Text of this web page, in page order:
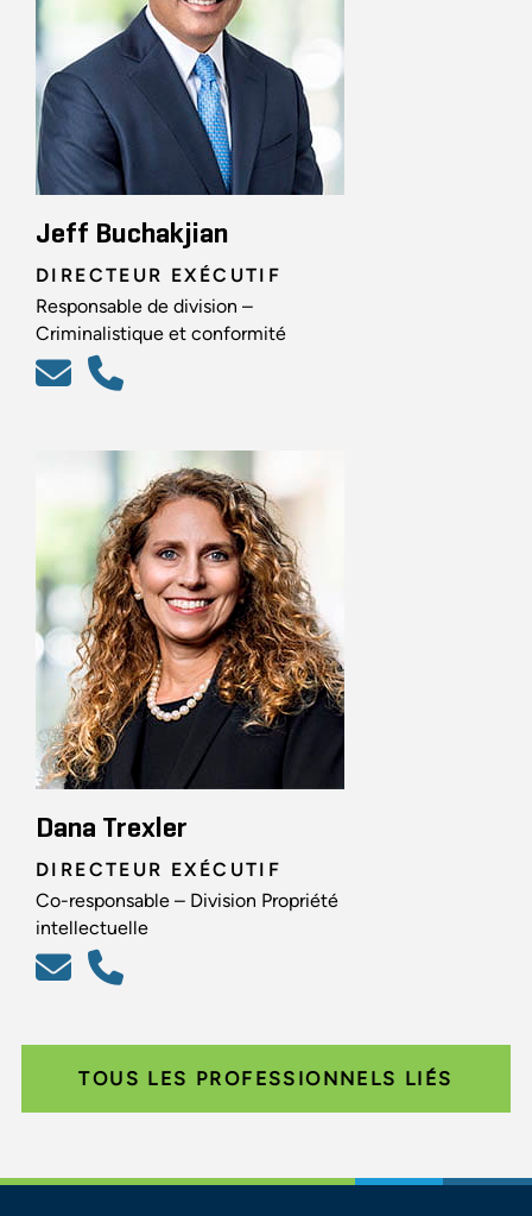
Jeff Buchakjian
DIRECTEUR EXÉCUTIF
Responsable de division –
Criminalistique et conformité
Dana Trexler
DIRECTEUR EXÉCUTIF
Co-responsable – Division Propriété
intellectuelle
TOUS LES PROFESSIONNELS LIÉS